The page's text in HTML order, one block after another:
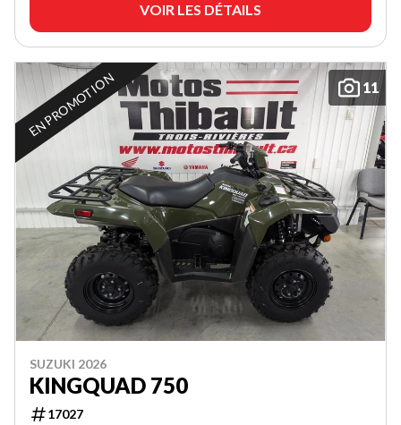
VOIR LES DÉTAILS
11
EN PROMOTION
SUZUKI 2026
KINGQUAD 750
17027